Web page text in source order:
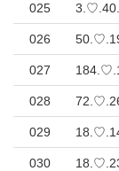
025
026
027
028
029
030